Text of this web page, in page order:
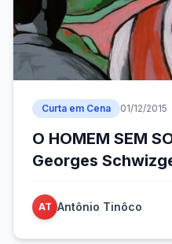
Curta em Cena 01/12/2015
O HOMEM SEM
Georges
AT Antônio Tinôco